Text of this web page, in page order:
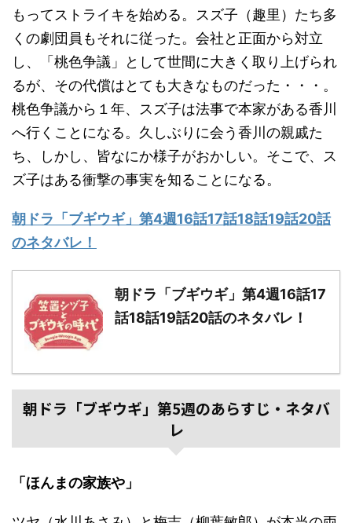
もってストライキを始める。スズ子（趣里）たち多
くの劇団員もそれに従った。会社と正面から対立
し、「桃色争議」として世間に大きく取り上げられ
るが、その代償はとても大きなものだった・・・。
桃色争議から１年、スズ子は法事で本家がある香川
へ行くことになる。久しぶりに会う香川の親戚た
ち、しかし、皆なにか様子がおかしい。そこで、ス
ズ子はある衝撃の事実を知ることになる。
朝ドラ「ブギウギ」第4週16話17話18話19話20話
のネタバレ！
朝ドラ「ブギウギ」第4週16話17
話18話19話20話のネタバレ！
朝ドラ「ブギウギ」第5週のあらすじ・ネタバ
レ
「ほんまの家族や」